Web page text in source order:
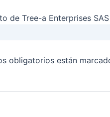
de Tree-a Enterprises SAS
obligatorios están